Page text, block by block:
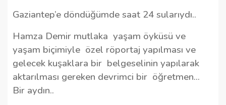
Gaziantep’e döndüğümde saat 24 sularıydı..
Hamza Demir mutlaka yaşam öyküsü ve
yaşam biçimiyle özel röportaj yapılması ve
gelecek kuşaklara bir belgeselinin yapılarak
aktarılması gereken devrimci bir öğretmen...
Bir aydın..